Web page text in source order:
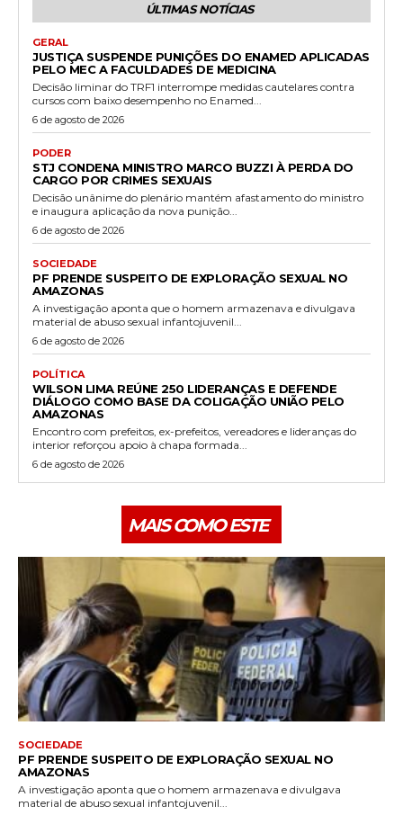
ÚLTIMAS NOTÍCIAS
GERAL
JUSTIÇA SUSPENDE PUNIÇÕES DO ENAMED APLICADAS
PELO MEC A FACULDADES DE MEDICINA
Decisão liminar do TRF1 interrompe medidas cautelares contra
cursos com baixo desempenho no Enamed...
6 de agosto de 2026
PODER
STJ CONDENA MINISTRO MARCO BUZZI À PERDA DO
CARGO POR CRIMES SEXUAIS
Decisão unânime do plenário mantém afastamento do ministro
e inaugura aplicação da nova punição...
6 de agosto de 2026
SOCIEDADE
PF PRENDE SUSPEITO DE EXPLORAÇÃO SEXUAL NO
AMAZONAS
A investigação aponta que o homem armazenava e divulgava
material de abuso sexual infantojuvenil...
6 de agosto de 2026
POLÍTICA
WILSON LIMA REÚNE 250 LIDERANÇAS E DEFENDE
DIÁLOGO COMO BASE DA COLIGAÇÃO UNIÃO PELO
AMAZONAS
Encontro com prefeitos, ex-prefeitos, vereadores e lideranças do
interior reforçou apoio à chapa formada...
6 de agosto de 2026
MAIS COMO ESTE
SOCIEDADE
PF PRENDE SUSPEITO DE EXPLORAÇÃO SEXUAL NO
AMAZONAS
A investigação aponta que o homem armazenava e divulgava
material de abuso sexual infantojuvenil...